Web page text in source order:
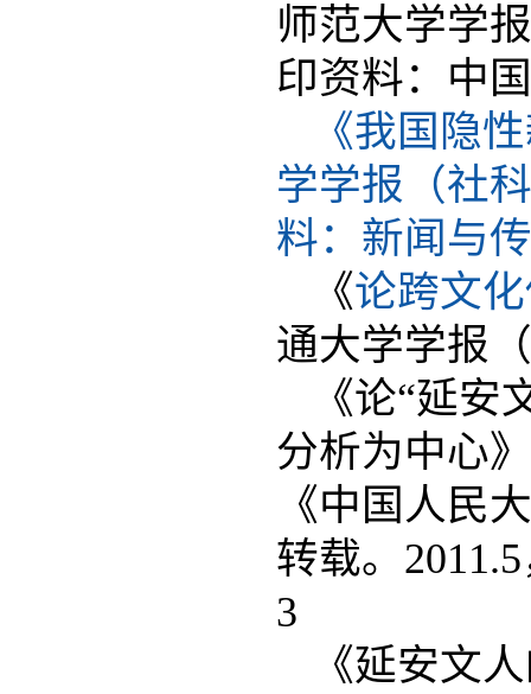
师范大学学
印资料：中
《我国隐
学学报（社
料：新闻与
《论跨文
通大学学报
《论“延
分析为中心
《中国人民
转载。
3
《延安文